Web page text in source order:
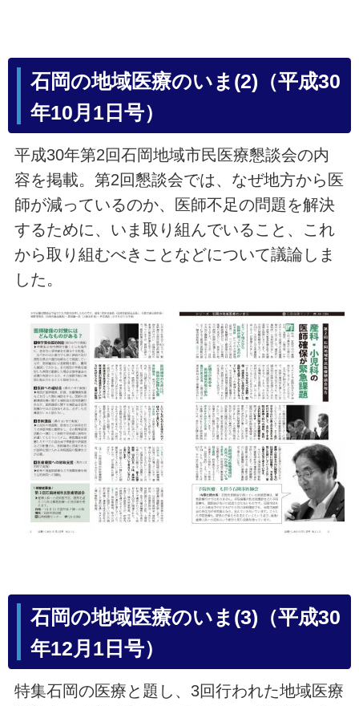
石岡の地域医療のいま(2)（平成30
年10月1日号）
平成30年第2回石岡地域市民医療懇談会の内
容を掲載。第2回懇談会では、なぜ地方から医
師が減っているのか、医師不足の問題を解決
するために、いま取り組んでいること、これ
から取り組むべきことなどについて議論しま
した。
石岡の地域医療のいま(3)（平成30
年12月1日号）
特集石岡の医療と題し、3回行われた地域医療